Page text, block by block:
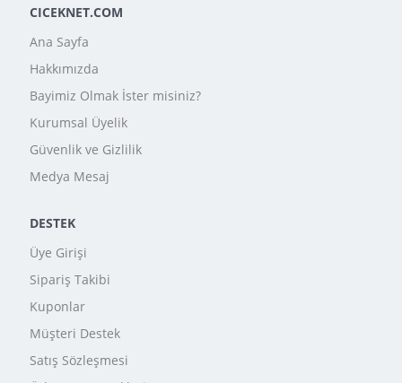
CICEKNET.COM
Ana Sayfa
Hakkımızda
Bayimiz Olmak İster misiniz?
Kurumsal Üyelik
Güvenlik ve Gizlilik
Medya Mesaj
DESTEK
Üye Girişi
Sipariş Takibi
Kuponlar
Müşteri Destek
Satış Sözleşmesi